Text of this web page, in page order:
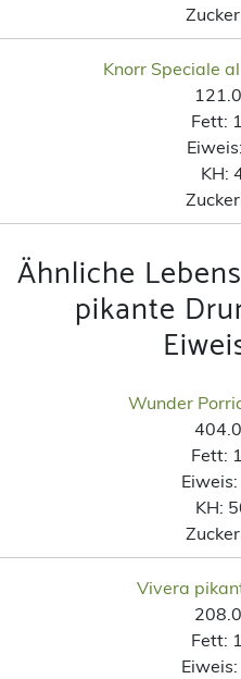
Knorr Speciale
Fett:
Eiweis:
KH:
Ähnliche
pikante
Wunder
Fett:
Eiweis:
KH:
Vivera
Fett:
Eiweis: